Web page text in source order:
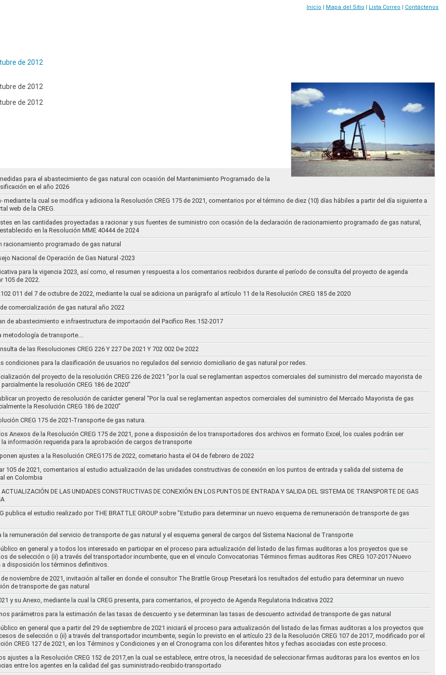
Inicio | Mapa del Sitio | Lista Correo | Contáctenos
de 2012
de 2012
de 2012
para el abastecimiento de gas natural con ocasión del Mantenimiento Programado de la
en el año 2026
mediante la cual se modifica y adiciona la Resolución CREG 175 de 2021, comentarios por el término de diez (10) días hábiles a partir del día siguiente a
web de la CREG.
en las cantidades proyectadas a racionar y sus fuentes de suministro con ocasión de la declaración de racionamiento programado de gas natural,
en la Resolución MME 40444 de 2024
racionamiento programado de gas natural
Nacional de Operación de Gas Natural -2023
para la vigencia 2023, así como, el resumen y respuesta a los comentarios recibidos durante el período de consulta del proyecto de agenda
105 de 2022.
011 del 7 de octubre de 2022, mediante la cual se adiciona un parágrafo al artículo 11 de la Resolución CREG 185 de 2020
comercialización de gas natural año 2022
de abastecimiento e infraestructura de importación del Pacifico Res.152-2017
metodología de transporte….
de las Resoluciones CREG 226 Y 227 De 2021 Y 702 002 De 2022
condiciones para la clasificación de usuarios no regulados del servicio domiciliario de gas natural por redes.
del proyecto de la resolución CREG 226 de 2021 “por la cual se reglamentan aspectos comerciales del suministro del mercado mayorista de
la resolución CREG 186 de 2020”
un proyecto de resolución de carácter general “Por la cual se reglamentan aspectos comerciales del suministro del Mercado Mayorista de gas
la Resolución CREG 186 de 2020”
CREG 175 de 2021-Transporte de gas natura.
Anexos de la Resolución CREG 175 de 2021, pone a disposición de los transportadores dos archivos en formato Excel, los cuales podrán ser
información requerida para la aprobación de cargos de transporte
ajustes a la Resolución CREG175 de 2022, cometario hasta el 04 de febrero de 2022
105 de 2021, comentarios al estudio actualización de las unidades constructivas de conexión en los puntos de entrada y salida del sistema de
en Colombia
DE LAS UNIDADES CONSTRUCTIVAS DE CONEXIÓN EN LOS PUNTOS DE ENTRADA Y SALIDA DEL SISTEMA DE TRANSPORTE DE GAS
publica el estudio realizado por THE BRATTLE GROUP sobre "Estudio para determinar un nuevo esquema de remuneración de transporte de gas
la remuneración del servicio de transporte de gas natural y el esquema general de cargos del Sistema Nacional de Transporte
en general y a todos los interesado en participar en el proceso para actualización del listado de las firmas auditoras a los proyectos que se
de selección o (ii) a través del transportador incumbente, que en el vinculo Convocatorias Términos firmas auditoras Res CREG 107-2017-Nuevo
a disposición los términos definitivos.
de noviembre de 2021, invitación al taller en donde el consultor The Brattle Group Presetará los resultados del estudio para determinar un nuevo
de transporte de gas natural
y su Anexo, mediante la cual la CREG presenta, para comentarios, el proyecto de Agenda Regulatoria Indicativa 2022
parámetros para la estimación de las tasas de descuento y se determinan las tasas de descuento actividad de transporte de gas natural
en general que a partir del 29 de septiembre de 2021 iniciará el proceso para actualización del listado de las firmas auditoras a los proyectos que
de selección o (ii) a través del transportador incumbente, según lo previsto en el artículo 23 de la Resolución CREG 107 de 2017, modificado por el
CREG 127 de 2021, en los Términos y Condiciones y en el Cronograma con los diferentes hitos y fechas asociadas con este proceso.
ajustes a la Resolución CREG 152 de 2017,en la cual se establece, entre otros, la necesidad de seleccionar firmas auditoras para los eventos en los
entre los agentes en la calidad del gas suministrado-recibido-transportado